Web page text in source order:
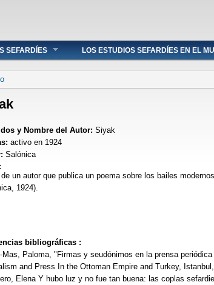
SEFARDÍES LOS ESTUDIOS SEFARDÍES EN EL
encuentra usted aquí
y Nombre del Autor: Siyak
activo en 1924
Salónica
un autor que publica un poema sobre los bailes
1924).
bibliográficas :
Mas, Paloma, "Firmas y seudónimos en la prensa
and Press In the Ottoman Empire and Turkey,
Elena Y hubo luz y no fue tan buena: las coplas